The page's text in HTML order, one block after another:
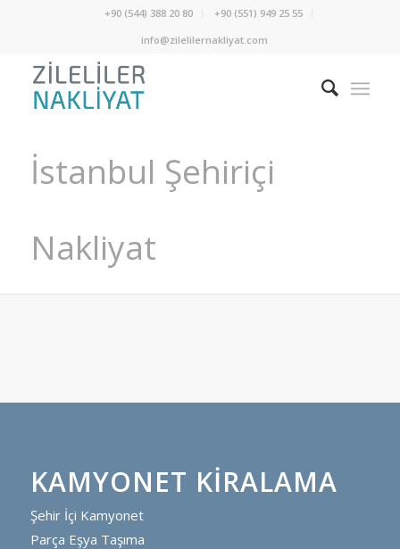
+90 (544) 388 20 80
+90 (551) 949 25 55
info@zilelilernakliyat.com
İstanbul Şehiriçi
Nakliyat
KAMYONET KIRALAMA
Şehir İçi Kamyonet
Parça Eşya Taşıma